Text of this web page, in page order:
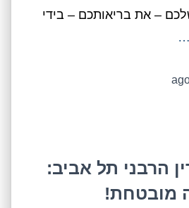
– את בריאותכם – בידי
הרבני תל אביב:
מובטחת!